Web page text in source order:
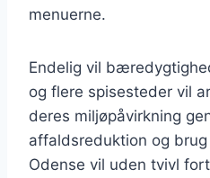
menuerne.
Endelig vil
og flere spisesteder vil
deres miljøpåvirkning
affaldsreduktion og
Odense vil uden tvivl